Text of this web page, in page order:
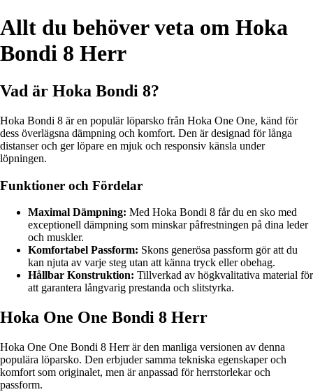
Allt du behöver veta om Hoka
Bondi 8 Herr
Vad är Hoka Bondi 8?
Hoka Bondi 8 är en populär löparsko från Hoka One One, känd för
dess överlägsna dämpning och komfort. Den är designad för långa
distanser och ger löpare en mjuk och responsiv känsla under
löpningen.
Funktioner och Fördelar
Maximal Dämpning: Med Hoka Bondi 8 får du en sko med
exceptionell dämpning som minskar påfrestningen på dina leder
och muskler.
Komfortabel Passform: Skons generösa passform gör att du
kan njuta av varje steg utan att känna tryck eller obehag.
Hållbar Konstruktion: Tillverkad av högkvalitativa material för
att garantera långvarig prestanda och slitstyrka.
Hoka One One Bondi 8 Herr
Hoka One One Bondi 8 Herr är den manliga versionen av denna
populära löparsko. Den erbjuder samma tekniska egenskaper och
komfort som originalet, men är anpassad för herrstorlekar och
passform.